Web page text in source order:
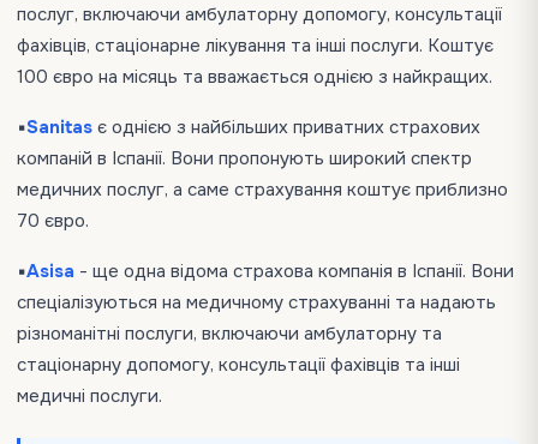
послуг, включаючи амбулаторну допомогу, консультації
фахівців, стаціонарне лікування та інші послуги. Коштує
100 євро на місяць та вважається однією з найкращих.
▪️Sanitas є однією з найбільших приватних страхових
компаній в Іспанії. Вони пропонують широкий спектр
медичних послуг, а саме страхування коштує приблизно
70 євро.
▪️Asisa - ще одна відома страхова компанія в Іспанії. Вони
спеціалізуються на медичному страхуванні та надають
різноманітні послуги, включаючи амбулаторну та
стаціонарну допомогу, консультації фахівців та інші
медичні послуги.